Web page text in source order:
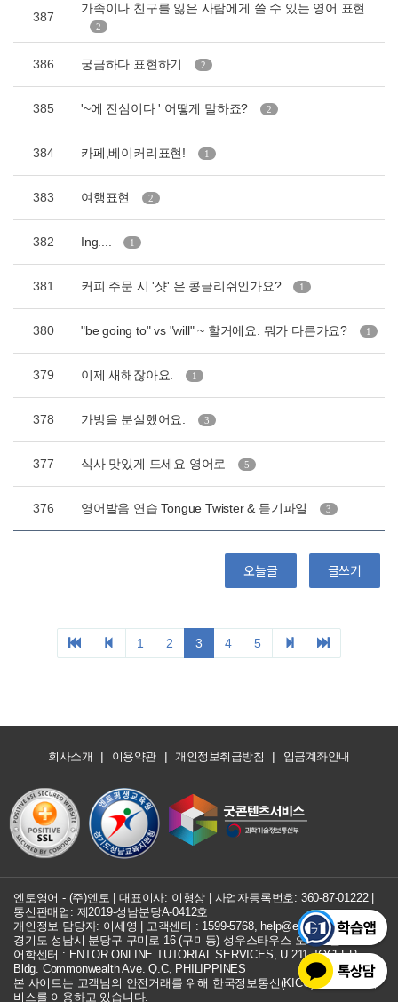
387
가족이나 친구를 잃은 사람에게 쓸 수 있는 영어 표현
2
386 궁금하다 표현하기 2
385 '~에 진심이다 ' 어떻게 말하죠? 2
384 카페,베이커리표현! 1
383 여행표현 2
382 Ing.... 1
381 커피 주문 시 '샷' 은 콩글리쉬인가요? 1
380 "be going to" vs "will" ~ 할거에요. 뭐가 다른가요? 1
379 이제 새해잖아요. 1
378 가방을 분실했어요. 3
377 식사 맛있게 드세요 영어로 5
376 영어발음 연습 Tongue Twister & 듣기파일 3
오늘글 글쓰기
1 2 3 4 5
회사소개 | 이용약관 | 개인정보취급방침 | 입금계좌안내
엔토영어 - (주)엔토 | 대표이사: 이형상 | 사업자등록번호: 360-87-01222|
통신판매업: 제2019-성남분당A-0412호
개인정보 담당자: 이세영 | 고객센터 : 1599-5768, help@entor.co.kr
경기도 성남시 분당구 구미로 16 (구미동) 성우스타우스 오피스텔 734호
어학센터 : ENTOR ONLINE TUTORIAL SERVICES, U 211 JOCFER
Bldg. Commonwealth Ave. Q.C, PHILIPPINES
본 사이트는 고객님의 안전거래를 위해 한국정보통신(KICC) 구매안전 서
비스를 이용하고 있습니다.